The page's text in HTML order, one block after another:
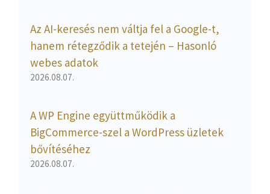
Az AI-keresés nem váltja fel a Google-t,
hanem rétegződik a tetején – Hasonló
webes adatok
2026.08.07.
A WP Engine együttműködik a
BigCommerce-szel a WordPress üzletek
bővítéséhez
2026.08.07.